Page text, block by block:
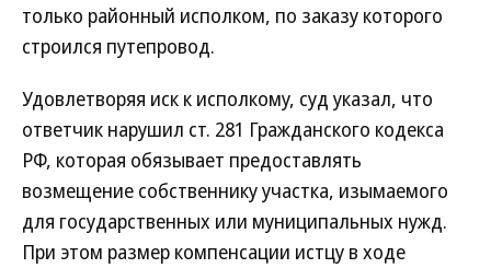
только районный исполком, по заказу которого
строился путепровод.
Удовлетворяя иск к исполкому, суд указал, что
ответчик нарушил ст. 281 Гражданского кодекса
РФ, которая обязывает предоставлять
возмещение собственнику участка, изымаемого
для государственных или муниципальных нужд.
При этом размер компенсации истцу в ходе